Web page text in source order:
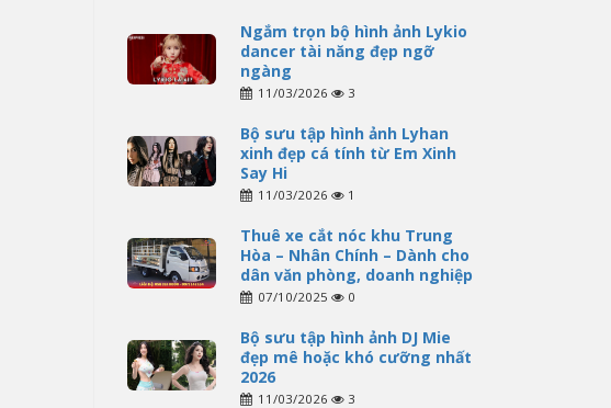
Ngắm trọn bộ hình ảnh Lykio
dancer tài năng đẹp ngỡ
ngàng
11/03/2026 3
Bộ sưu tập hình ảnh Lyhan
xinh đẹp cá tính từ Em Xinh
Say Hi
11/03/2026 1
Thuê xe cắt nóc khu Trung
Hòa – Nhân Chính – Dành cho
dân văn phòng, doanh nghiệp
07/10/2025 0
Bộ sưu tập hình ảnh DJ Mie
đẹp mê hoặc khó cưỡng nhất
2026
11/03/2026 3